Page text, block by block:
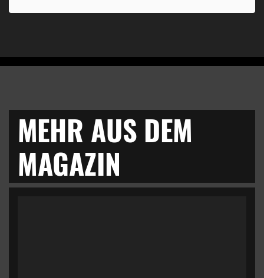
MEHR AUS DEM
MAGAZIN